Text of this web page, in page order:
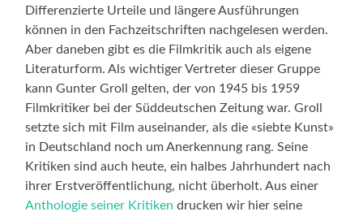
Differenzierte Urteile und längere Ausführungen
können in den Fachzeitschriften nachgelesen werden.
Aber daneben gibt es die Filmkritik auch als eigene
Literaturform. Als wichtiger Vertreter dieser Gruppe
kann Gunter Groll gelten, der von 1945 bis 1959
Filmkritiker bei der Süddeutschen Zeitung war. Groll
setzte sich mit Film auseinander, als die «siebte Kunst»
in Deutschland noch um Anerkennung rang. Seine
Kritiken sind auch heute, ein halbes Jahrhundert nach
ihrer Erstveröffentlichung, nicht überholt. Aus einer
Anthologie seiner Kritiken drucken wir hier seine